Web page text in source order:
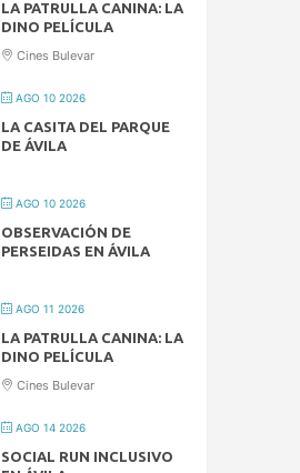
LA PATRULLA CANINA: LA
DINO PELÍCULA
Cines Bulevar
AGO 10 2026
LA CASITA DEL PARQUE
DE ÁVILA
AGO 10 2026
OBSERVACIÓN DE
PERSEIDAS EN ÁVILA
AGO 11 2026
LA PATRULLA CANINA: LA
DINO PELÍCULA
Cines Bulevar
AGO 14 2026
SOCIAL RUN INCLUSIVO